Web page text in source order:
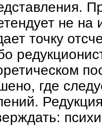
не на
точку
где